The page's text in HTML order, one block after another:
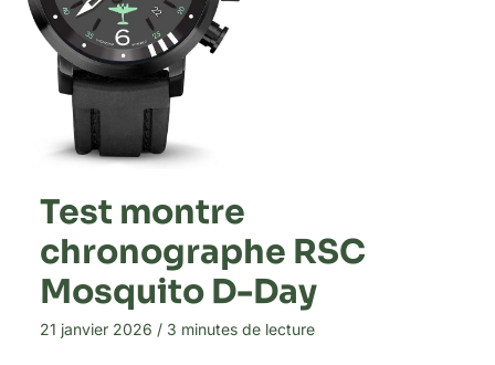
Test montre
chronographe RSC
Mosquito D-Day
21 janvier 2026 / 3 minutes de lecture